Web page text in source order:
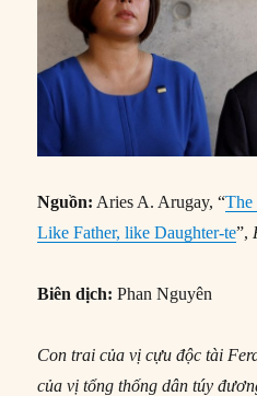
Nguồn: Aries A. Arugay, “The
Like Father, like Daughter-te”,
Biên dịch: Phan Nguyên
Con trai của vị cựu độc tài
của vị tổng thống dân túy